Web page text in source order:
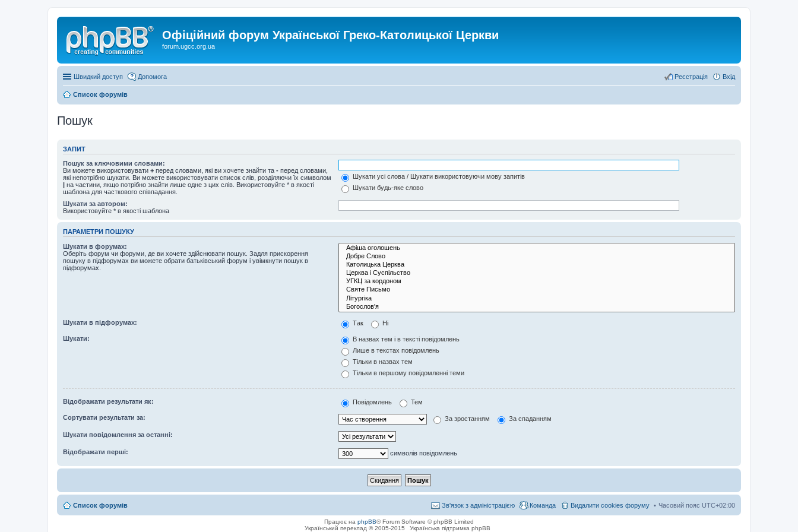
Офіційний форум Української Греко-Католицької Церкви
forum.ugcc.org.ua
Швидкий доступ Допомога Вхід
Реєстрація
Список форумів
Пошук
ЗАПИТ
Пошук за ключовими словами:
Ви можете використовувати + перед словами, які ви хочете знайти та - перед словами,
які непотрібно шукати. Ви можете використовувати список слів, розділяючи їх символом
| на частини, якщо потрібно знайти лише одне з цих слів. Використовуйте * в якості
шаблона для часткового співпадання.
Шукати усі слова / Шукати використовуючи мову запитів
Шукати будь-яке слово
Шукати за автором:
Використовуйте * в якості шаблона
ПАРАМЕТРИ ПОШУКУ
Шукати в форумах:
Оберіть форум чи форуми, де ви хочете здійснювати пошук. Задля прискорення
пошуку в підфорумах ви можете обрати батьківський форум і увімкнути пошук в
підфорумах.
Шукати в підфорумах: Так Ні
Шукати:
В назвах тем і в тексті повідомлень
Лише в текстах повідомлень
Тільки в назвах тем
Тільки в першому повідомленні теми
Відображати результати як: Повідомлень Тем
Сортувати результати за: За зростанням За спаданням
Шукати повідомлення за останні:
Відображати перші: символів повідомлень
Список форумів Часовий пояс UTC+02:00
Видалити cookies форуму
Команда
Зв'язок з адміністрацією
Працює на phpBB® Forum Software © phpBB Limited
Український переклад © 2005-2015
Українська підтримка phpBB